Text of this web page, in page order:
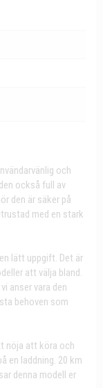
och
också full av
den är säker på
med en stark
lätt uppgift. Det är
att välja bland.
anser vara den
behoven som
nöja att köra och
en laddning. 20 km
denna modell er